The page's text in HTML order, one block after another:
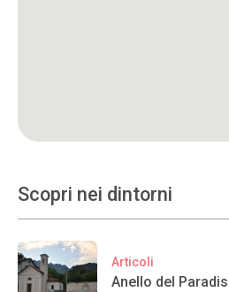
Scopri nei dintorni
Articoli
Anello del Paradis